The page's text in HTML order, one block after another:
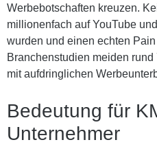
Werbebotschaften kreuzen.
millionenfach auf YouTube
wurden und einen echten
Branchenstudien meiden
mit aufdringlichen
Bedeutung für
Unternehmer